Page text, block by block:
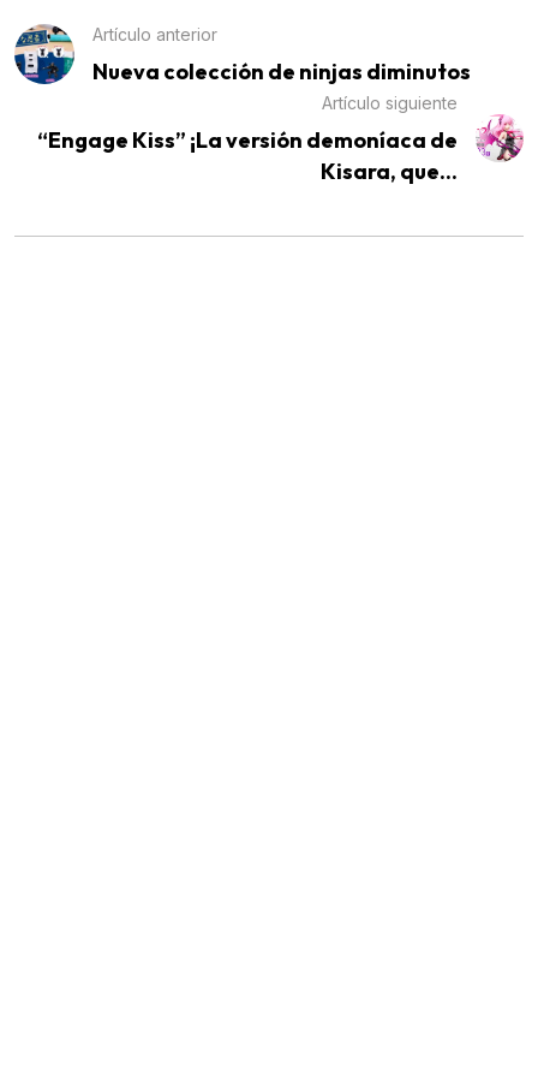
Artículo anterior
Nueva colección de ninjas diminutos
Artículo siguiente
“Engage Kiss” ¡La versión demoníaca de
Kisara, que...